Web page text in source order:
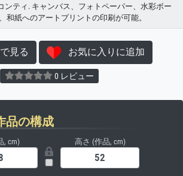
ンティ. キャンバス、フォトペーパー、水彩ボー
和紙へのアートプリントの印刷が可能。
見る お気に入りに追加
0 レビュー
品の構成
, cm) 高さ (作品, cm)